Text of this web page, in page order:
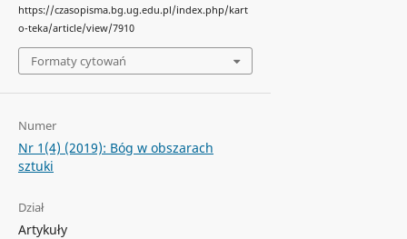
https://czasopisma.bg.ug.edu.pl/index.php/kart
o-teka/article/view/7910
Formaty cytowań
Numer
Nr 1(4) (2019): Bóg w obszarach
sztuki
Dział
Artykuły